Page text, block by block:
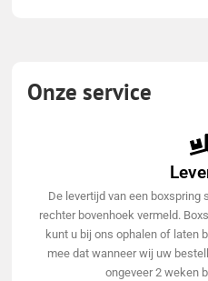
Onze service
De levertijd van een boxspring
rechter bovenhoek vermeld.
kunt u bij ons ophalen of laten
mee dat wanneer wij uw
ongeveer 2 weken